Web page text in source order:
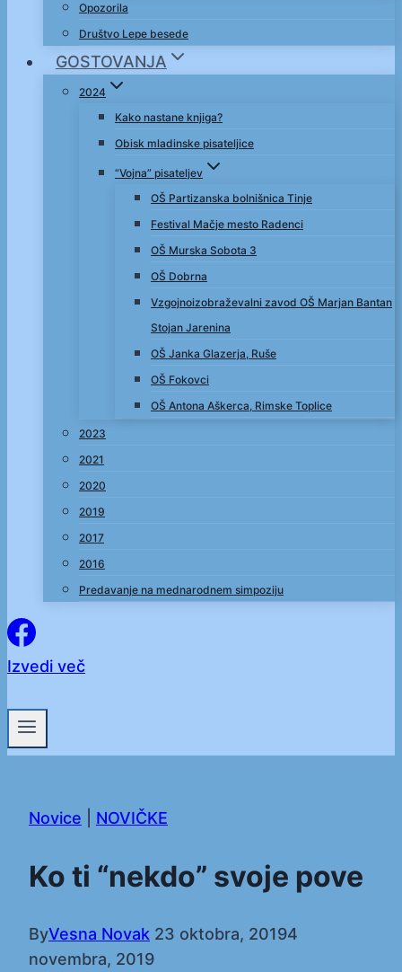
Opozorila
Društvo Lepe besede
GOSTOVANJA
2024
Kako nastane knjiga?
Obisk mladinske pisateljice
“Vojna” pisateljev
OŠ Partizanska bolnišnica Tinje
Festival Mačje mesto Radenci
OŠ Murska Sobota 3
OŠ Dobrna
Vzgojnoizobraževalni zavod OŠ Marjan Bantan
Stojan Jarenina
OŠ Janka Glazerja, Ruše
OŠ Fokovci
OŠ Antona Aškerca, Rimske Toplice
2023
2021
2020
2019
2017
2016
Predavanje na mednarodnem simpoziju
Izvedi več
Novice NOVIČKE
Ko ti “nekdo” svoje pove
ByVesna Novak 23 oktobra, 20194
novembra, 2019